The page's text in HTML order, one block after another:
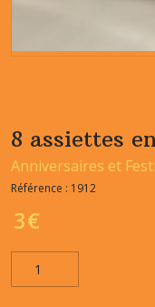
8 assiettes
Anniversaires et
Référence : 1912
3€